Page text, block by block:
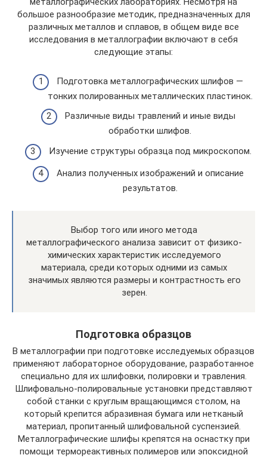
большое разнообразие методик, предназначенных для
различных металлов и сплавов, в общем виде все
исследования в металлографии включают в себя
следующие этапы:
Подготовка металлографических шлифов —
тонких полированных металлических пластинок.
Различные виды травлений и иные виды
обработки шлифов.
Изучение структуры образца под микроскопом.
Анализ полученных изображений и описание
результатов.
Выбор того или иного метода
металлографического анализа зависит от физико-
химических характеристик исследуемого
материала, среди которых одними из самых
значимых являются размеры и контрастность его
зерен.
Подготовка образцов
В металлографии при подготовке исследуемых образцов
применяют лабораторное оборудование, разработанное
специально для их шлифовки, полировки и травления.
Шлифовально-полировальные установки представляют
собой станки с круглым вращающимся столом, на
который крепится абразивная бумага или нетканый
материал, пропитанный шлифовальной суспензией.
Металлографические шлифы крепятся на оснастку при
помощи термореактивных полимеров или эпоксидной